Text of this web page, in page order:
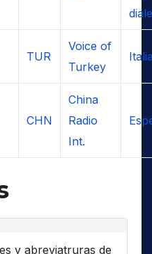
TUR
Voice of
Turkey
CHN
China
Radio
Int.
y abreviatruras de